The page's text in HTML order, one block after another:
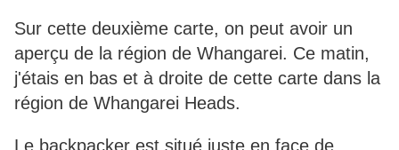
Sur cette deuxième carte, on peut avoir un
aperçu de la région de Whangarei. Ce matin,
j'étais en bas et à droite de cette carte dans la
région de Whangarei Heads.
Le backpacker est situé juste en face de